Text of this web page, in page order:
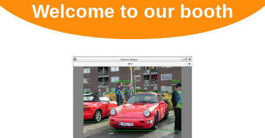
Welcome to our booth